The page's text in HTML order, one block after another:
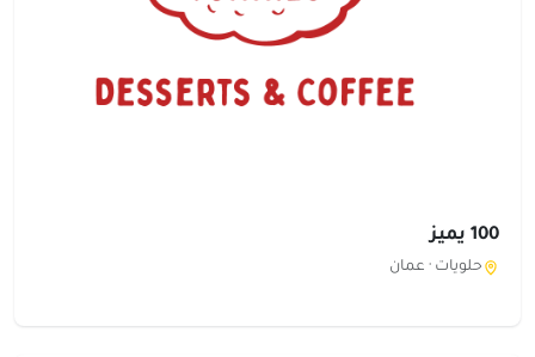
100 يميز
حلويات · عمان